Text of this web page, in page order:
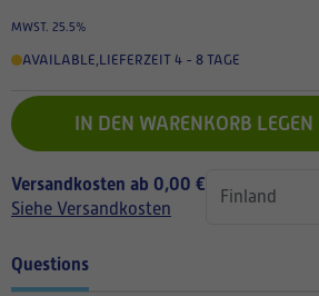
MWST. 25.5%
AVAILABLE,LIEFERZEIT 4 - 8 TAGE
IN DEN WARENKORB LEGEN
Versandkosten ab 0,00 €
Siehe Versandkosten
Questions